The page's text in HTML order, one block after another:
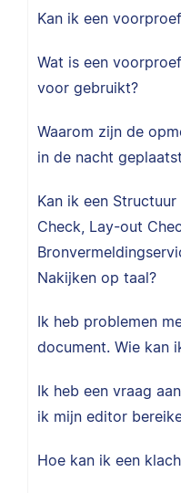
Kan ik een
Wat is een
voor gebruikt?
Waarom zijn de
in de nacht
Kan ik een
Check, Lay-out
Nakijken op taal?
Ik heb problemen
document. Wie kan
Ik heb een vraag
ik mijn editor
Hoe kan ik een